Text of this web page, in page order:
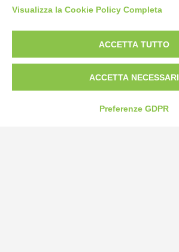
Strada Statale 231 Alba-Bra
Tel:0172-478161
Visualizza la Cookie Policy Completa
ACCETTA TUTTO
ACCETTA NECESSARI
Preferenze GDPR